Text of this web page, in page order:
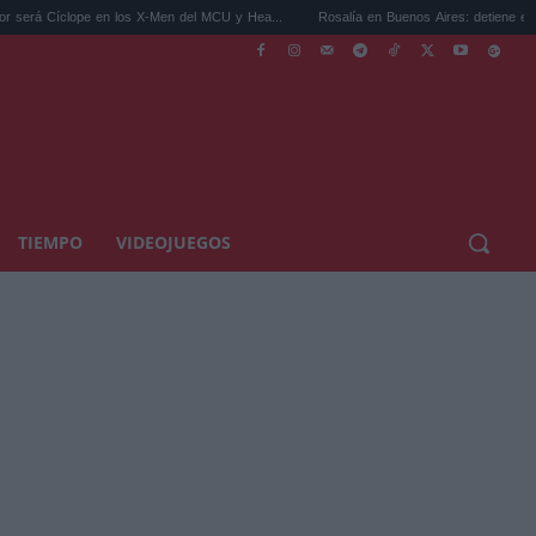
los X-Men del MCU y Hea... Rosalía en Buenos Aires: detiene el tráfico y se s...
TIEMPO VIDEOJUEGOS